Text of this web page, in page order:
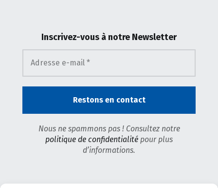
Inscrivez-vous à notre Newsletter
Nous ne spammons pas ! Consultez notre
politique de confidentialité pour plus
d’informations.